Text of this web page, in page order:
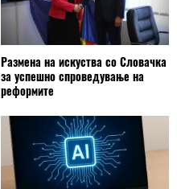
Размена на искуства со Словачка
за успешно спроведување на
реформите